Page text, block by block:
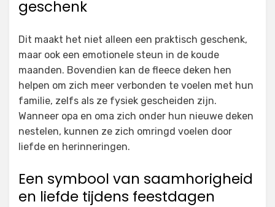
geschenk
Dit maakt het niet alleen een praktisch geschenk,
maar ook een emotionele steun in de koude
maanden. Bovendien kan de fleece deken hen
helpen om zich meer verbonden te voelen met hun
familie, zelfs als ze fysiek gescheiden zijn.
Wanneer opa en oma zich onder hun nieuwe deken
nestelen, kunnen ze zich omringd voelen door
liefde en herinneringen.
Een symbool van saamhorigheid
en liefde tijdens feestdagen